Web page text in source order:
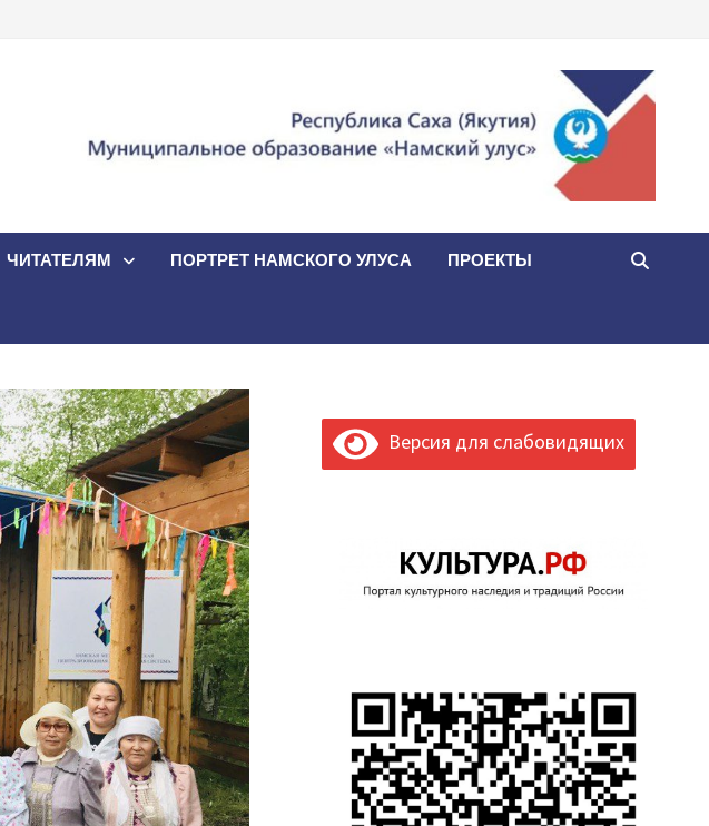
ЧИТАТЕЛЯМ ПОРТРЕТ НАМСКОГО УЛУСА ПРОЕКТЫ
Версия для слабовидящих